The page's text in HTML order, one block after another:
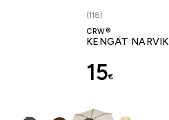
(118)
CRW®
KENGÄT NARVIK
15€